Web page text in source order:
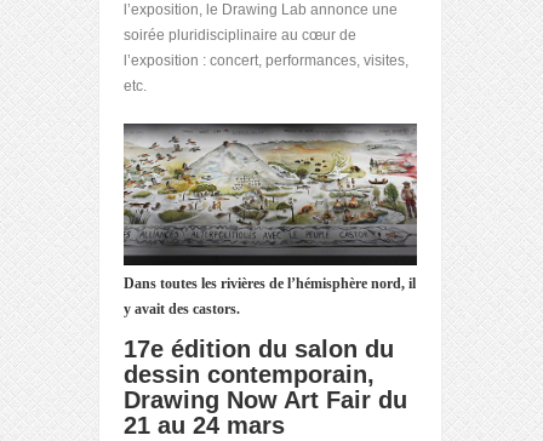
l’exposition, le Drawing Lab annonce une
soirée pluridisciplinaire au cœur de
l’exposition : concert, performances, visites,
etc.
Dans toutes les rivières de l’hémisphère nord, il
y avait des castors.
17e édition du salon du
dessin contemporain,
Drawing Now Art Fair du
21 au 24 mars